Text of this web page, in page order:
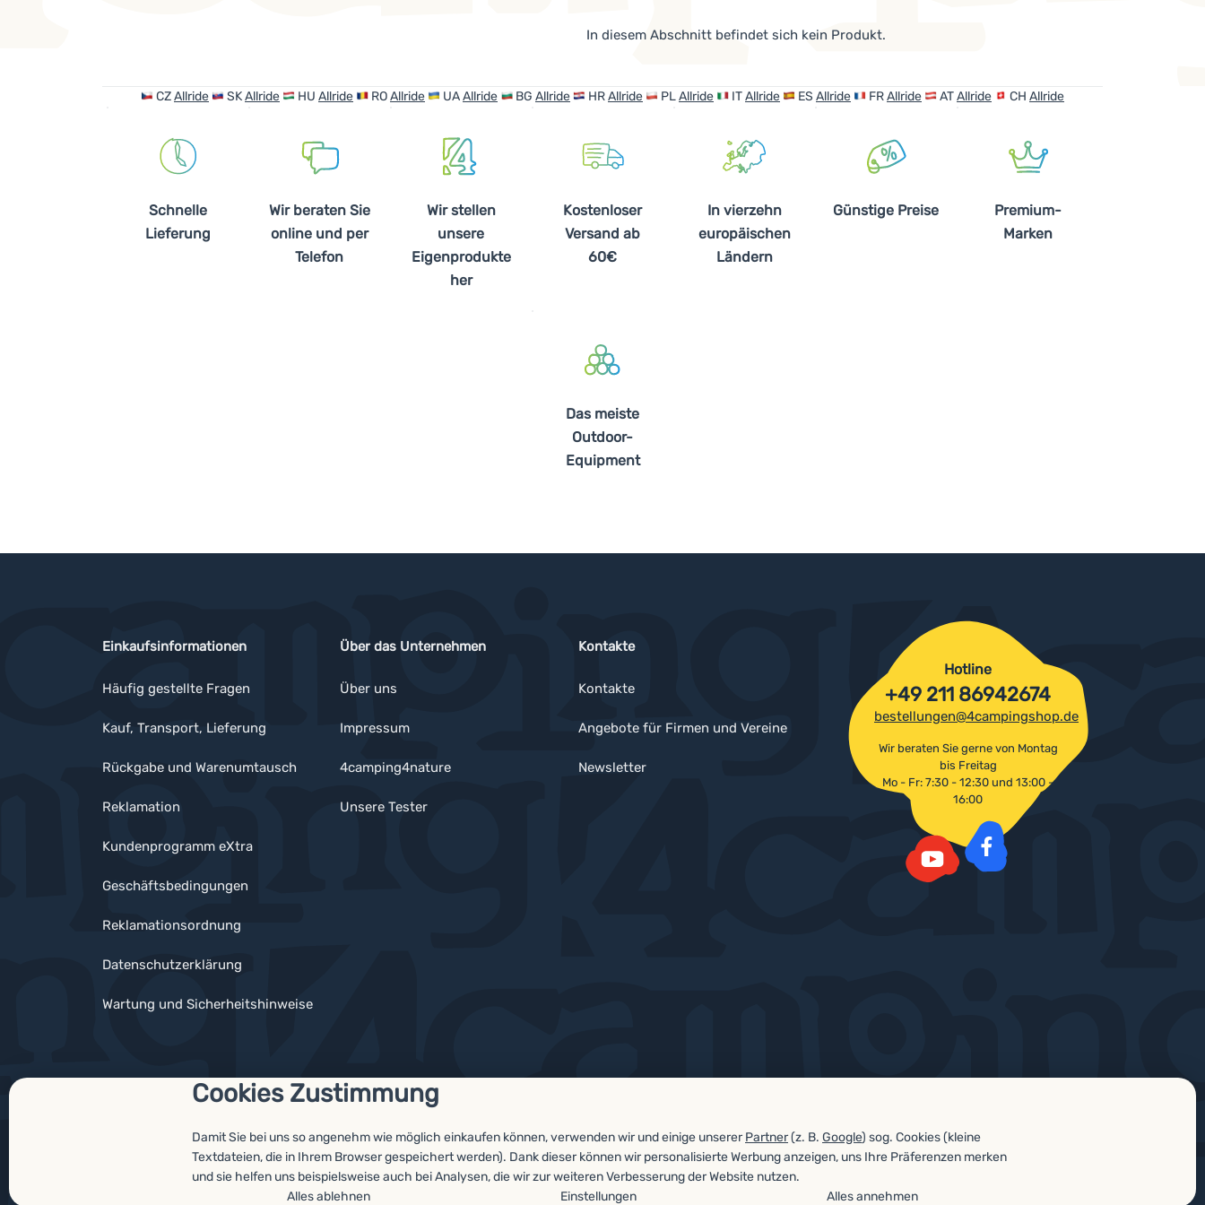
Cookies Zustimmung
Damit Sie bei uns so angenehm wie möglich einkaufen können, verwenden wir und einige unsererPartner(z. B. Google) sog. Cookies (kleine
Textdateien, die in Ihrem Browser gespeichert werden). Dank dieser können wir personalisierte Werbung anzeigen, uns Ihre Präferenzen merken
und sie helfen uns beispielsweise auch bei Analysen, die wir zur weiteren Verbesserung der Website nutzen.
Alles ablehnen Einstellungen Alles annehmen
In diesem Abschnitt befindet sich kein Produkt.
CZAllride SKAllride HU Allride ROAllride UAAllride BG Allride HRAllride PLAllride ITAllride ES Allride FRAllride ATAllride CH Allride
Schnelle
Lieferung
Wir beraten Sie
online und per
Telefon
Wir stellen
unsere
Eigenprodukte
her
Kostenloser
Versand ab
60€
In vierzehn
europäischen
Ländern
Günstige Preise
Premium-
Marken
Das meiste
Outdoor-
Equipment
Einkaufsinformationen
Häufig gestellte Fragen
Kauf, Transport, Lieferung
Rückgabe und Warenumtausch
Reklamation
Kundenprogramm eXtra
Geschäftsbedingungen
Reklamationsordnung
Datenschutzerklärung
Wartung und Sicherheitshinweise
Über das Unternehmen
Über uns
Impressum
4camping4nature
Unsere Tester
Kontakte
Kontakte
Angebote für Firmen und Vereine
Newsletter
Hotline
+49 211 86942674
bestellungen@4campingshop.de
Wir beraten Sie gerne von Montag
bis Freitag
Mo - Fr: 7:30 - 12:30 und 13:00 -
16:00
© 2026 ForCamping s.r.o. ShopioCookies-Einstellungen